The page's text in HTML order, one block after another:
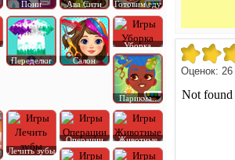
Оценок: 26
Пони Ава Сити Готовим еду
Переделки
Салон
Уборка
Парикма..
Лечить зубы
Операции Животные